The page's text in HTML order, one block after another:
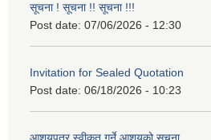
सूचना ! सूचना !! सूचना !!!
Post date: 07/06/2026 - 12:30
Invitation for Sealed Quotation
Post date: 06/18/2026 - 10:23